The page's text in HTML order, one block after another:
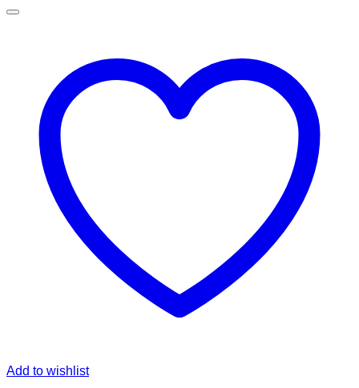
Add to wishlist